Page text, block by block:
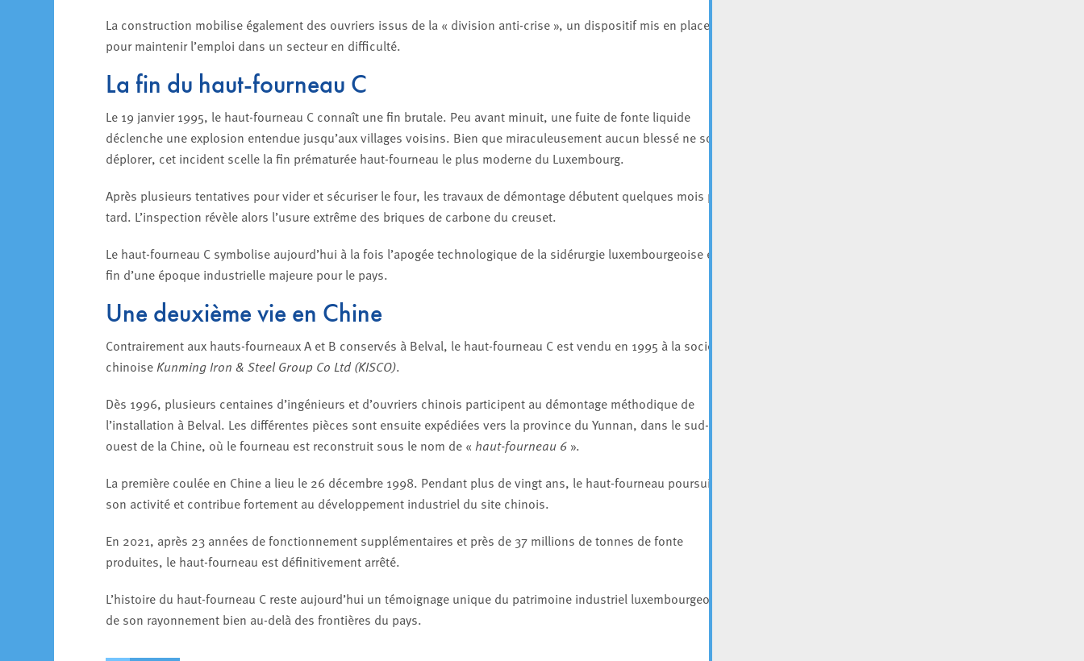
La construction mobilise également des ouvriers issus de la « division anti-crise », un dispositif mis en place
pour maintenir l’emploi dans un secteur en difficulté.
La fin du haut-fourneau C
Le 19 janvier 1995, le haut-fourneau C connaît une fin brutale. Peu avant minuit, une fuite de fonte liquide
déclenche une explosion entendue jusqu’aux villages voisins. Bien que miraculeusement aucun blessé ne soit à
déplorer, cet incident scelle la fin prématurée haut-fourneau le plus moderne du Luxembourg.
Après plusieurs tentatives pour vider et sécuriser le four, les travaux de démontage débutent quelques mois plus
tard. L’inspection révèle alors l’usure extrême des briques de carbone du creuset.
Le haut-fourneau C symbolise aujourd’hui à la fois l’apogée technologique de la sidérurgie luxembourgeoise et la
fin d’une époque industrielle majeure pour le pays.
Une deuxième vie en Chine
Contrairement aux hauts-fourneaux A et B conservés à Belval, le haut-fourneau C est vendu en 1995 à la société
chinoise Kunming Iron & Steel Group Co Ltd (KISCO).
Dès 1996, plusieurs centaines d’ingénieurs et d’ouvriers chinois participent au démontage méthodique de
l’installation à Belval. Les différentes pièces sont ensuite expédiées vers la province du Yunnan, dans le sud-
ouest de la Chine, où le fourneau est reconstruit sous le nom de « haut-fourneau 6».
La première coulée en Chine a lieu le 26 décembre 1998. Pendant plus de vingt ans, le haut-fourneau poursuit
son activité et contribue fortement au développement industriel du site chinois.
En 2021, après 23 années de fonctionnement supplémentaires et près de 37 millions de tonnes de fonte
produites, le haut-fourneau est définitivement arrêté.
L’histoire du haut-fourneau C reste aujourd’hui un témoignage unique du patrimoine industriel luxembourgeois et
de son rayonnement bien au-delà des frontières du pays.